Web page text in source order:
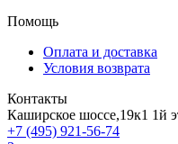
Помощь
Оплата и доставка
Условия возврата
Контакты
Каширское шоссе,19к1
+7 (495) 921-56-74